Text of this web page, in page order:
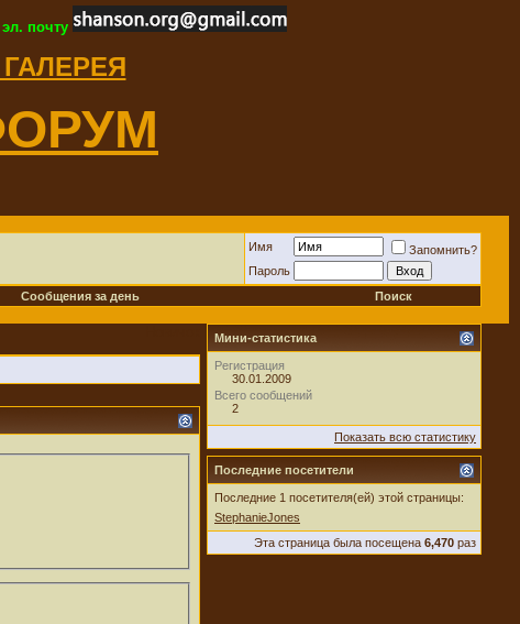
почту
Имя
Запомнить?
Пароль
Сообщения за день Поиск
Мини-статистика
Регистрация
30.01.2009
Всего сообщений
2
Показать всю статистику
Последние посетители
Последние 1 посетителя(ей) этой страницы:
StephanieJones
Эта страница была посещена 6,470 раз